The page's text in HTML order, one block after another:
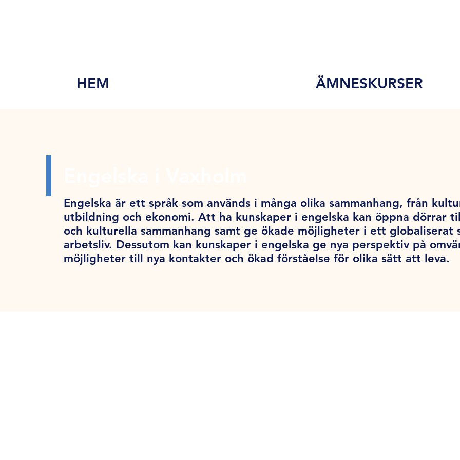
HEM ÄMNESKURSER
Engelska är ett språk som används i många olika sammanhang, från
utbildning och ekonomi. Att ha kunskaper i engelska kan öppna dörrar
och kulturella sammanhang samt ge ökade möjligheter i ett globaliserat
arbetsliv. Dessutom kan kunskaper i engelska ge nya perspektiv på
möjligheter till nya kontakter och ökad förståelse för olika sätt att leva.